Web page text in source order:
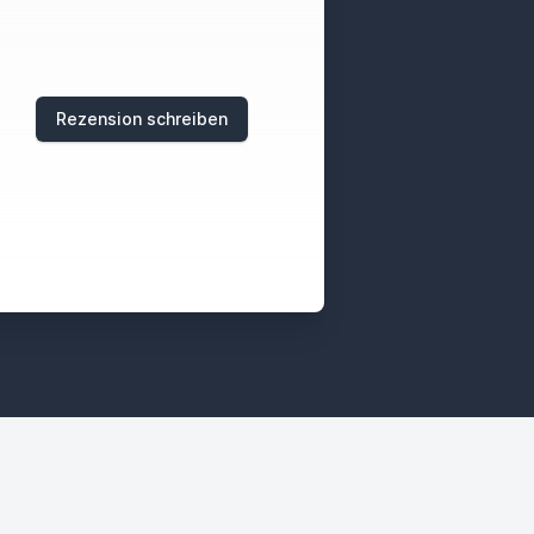
Rezension schreiben